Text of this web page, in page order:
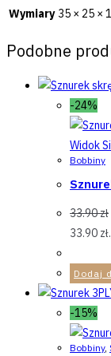
Wymiary 35 × 25 ×
Podobne
-24%
Widok
Bobbiny
33.90zł
33.90 zł.
Dodaj
-15%
Bobbiny,